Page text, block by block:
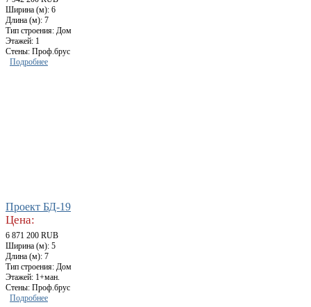
Ширина (м): 6
Длина (м): 7
Тип строения: Дом
Этажей: 1
Стены: Проф.брус
Подробнее
Проект БД-19
Цена:
6 871 200 RUB
Ширина (м): 5
Длина (м): 7
Тип строения: Дом
Этажей: 1+ман.
Стены: Проф.брус
Подробнее